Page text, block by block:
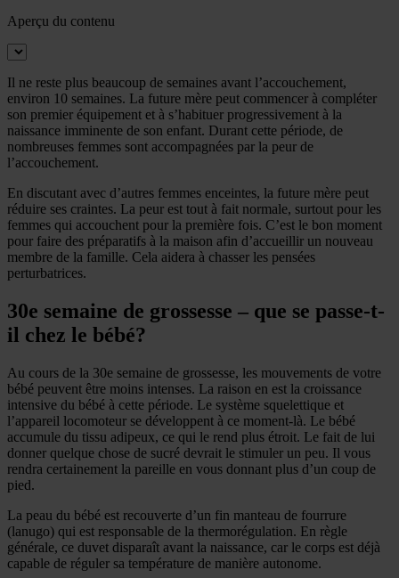
Aperçu du contenu
Il ne reste plus beaucoup de semaines avant l’accouchement,
environ 10 semaines. La future mère peut commencer à compléter
son premier équipement et à s’habituer progressivement à la
naissance imminente de son enfant. Durant cette période, de
nombreuses femmes sont accompagnées par la peur de
l’accouchement.
En discutant avec d’autres femmes enceintes, la future mère peut
réduire ses craintes. La peur est tout à fait normale, surtout pour les
femmes qui accouchent pour la première fois. C’est le bon moment
pour faire des préparatifs à la maison afin d’accueillir un nouveau
membre de la famille. Cela aidera à chasser les pensées
perturbatrices.
30e semaine de grossesse – que se passe-t-
il chez le bébé?
Au cours de la 30e semaine de grossesse, les mouvements de votre
bébé peuvent être moins intenses. La raison en est la croissance
intensive du bébé à cette période. Le système squelettique et
l’appareil locomoteur se développent à ce moment-là. Le bébé
accumule du tissu adipeux, ce qui le rend plus étroit. Le fait de lui
donner quelque chose de sucré devrait le stimuler un peu. Il vous
rendra certainement la pareille en vous donnant plus d’un coup de
pied.
La peau du bébé est recouverte d’un fin manteau de fourrure
(lanugo) qui est responsable de la thermorégulation. En règle
générale, ce duvet disparaît avant la naissance, car le corps est déjà
capable de réguler sa température de manière autonome.